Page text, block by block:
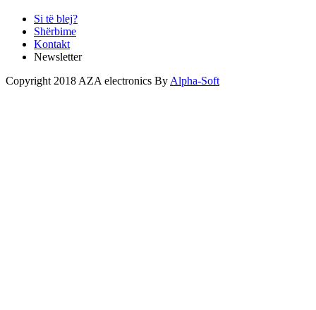
Si të blej?
Shërbime
Kontakt
Newsletter
Copyright 2018 AZA electronics By Alpha-Soft